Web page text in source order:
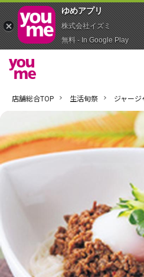
店舗総合TOP 生活旬祭 ジャージ
ゆめアプ‪リ‬
株式会社イズミ
無料 - In Google Play